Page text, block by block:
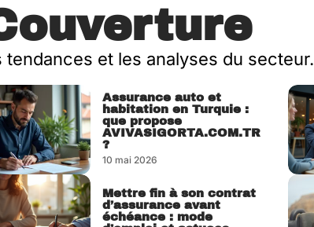
tendances et les analyses du secteur.
Assurance auto et
habitation en Turquie :
que propose
AVIVASIGORTA.COM.TR
?
10 mai 2026
Mettre fin à son contrat
d’assurance avant
échéance : mode